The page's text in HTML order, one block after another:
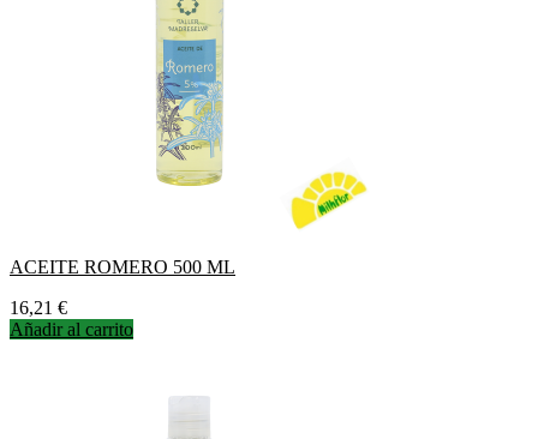
ACEITE ROMERO 500 ML
Precio
16,21 €
Añadir al carrito